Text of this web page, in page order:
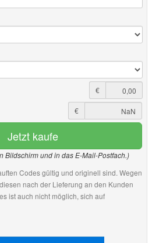
€
€
Jetzt kaufe
Bildschirm und in das E-Mail-Postfach.)
Codes gültig und originell sind. Wegen
nach der Lieferung an den Kunden
ist auch nicht möglich, sich auf